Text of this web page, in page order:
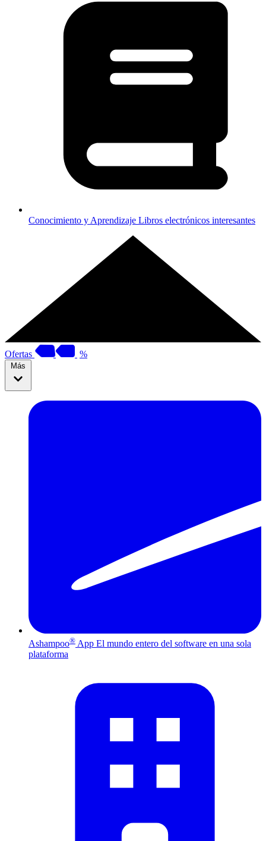
Conocimiento y Aprendizaje Libros electrónicos interesantes
Ofertas %
Más
Ashampoo® App El mundo entero del software en una sola
plataforma